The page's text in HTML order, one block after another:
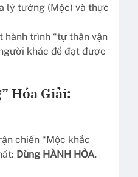
lý tưởng (Mộc) và thực
hành trình “tự thân vận
khác để đạt được
Hóa Giải:
chiến “Mộc khắc
Dùng HÀNH HỎA.